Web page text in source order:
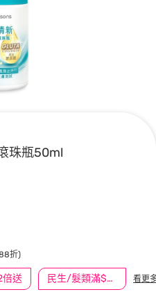
珠瓶50ml
倍送 民生/髮類滿$388送舒潔冰巾 看更
折)